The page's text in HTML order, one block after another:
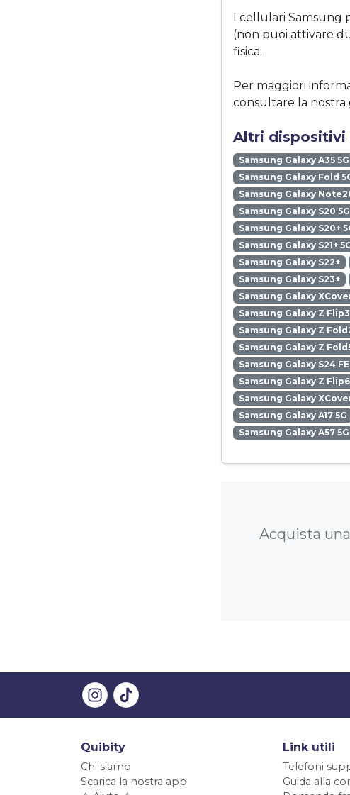
I cellulari
(non puoi attivare
fisica.
Per maggiori
consultare la nostra
Altri dispositivi
Samsung Galaxy A35 5G
Samsung Galaxy Fold
Samsung Galaxy
Samsung Galaxy S20 5G
Samsung Galaxy S20+
Samsung Galaxy S21+
Samsung Galaxy S22+
Samsung Galaxy S23+
Samsung Galaxy
Samsung Galaxy Z Flip3
Samsung Galaxy Z
Samsung Galaxy Z
Samsung Galaxy S24 FE
Samsung Galaxy Z Flip6
Samsung Galaxy
Samsung Galaxy A17 5G
Samsung Galaxy A57 5G
Acquista
Quibity
Chi siamo
Scarica la nostra app
Link utili
Telefoni
Guida alla